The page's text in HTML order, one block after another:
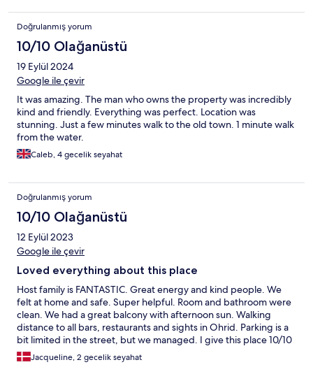
Doğrulanmış yorum
10/10 Olağanüstü
19 Eylül 2024
Google ile çevir
It was amazing. The man who owns the property was incredibly
kind and friendly. Everything was perfect. Location was
stunning. Just a few minutes walk to the old town. 1 minute walk
from the water.
Caleb, 4 gecelik seyahat
Doğrulanmış yorum
10/10 Olağanüstü
12 Eylül 2023
Google ile çevir
Loved everything about this place
Host family is FANTASTIC. Great energy and kind people. We
felt at home and safe. Super helpful. Room and bathroom were
clean. We had a great balcony with afternoon sun. Walking
distance to all bars, restaurants and sights in Ohrid. Parking is a
bit limited in the street, but we managed. I give this place 10/10
and I would come back any day. Thank you for this wonderful
stay.
Jacqueline, 2 gecelik seyahat